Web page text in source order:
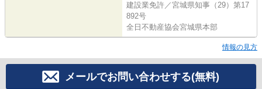
建設業免許／宮城県知事（29）第17
892号
全日不動産協会宮城県本部
情報の見方
メールでお問い合わせする(無料)